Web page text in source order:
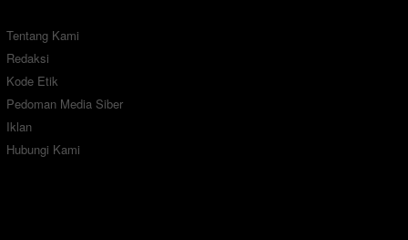
Tentang Kami
Redaksi
Kode Etik
Pedoman Media Siber
Iklan
Hubungi Kami